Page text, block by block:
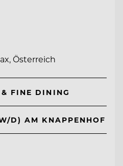
Österreich
FINE DINING
D) AM KNAPPENHOF